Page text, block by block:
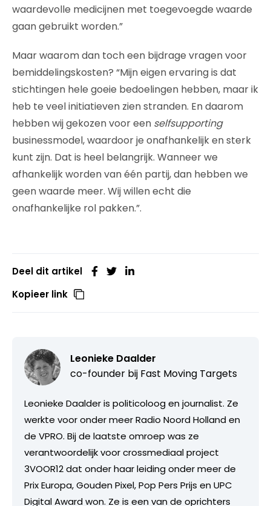
waardevolle medicijnen met toegevoegde waarde
gaan gebruikt worden.”
Maar waarom dan toch een bijdrage vragen voor
bemiddelingskosten? “Mijn eigen ervaring is dat
stichtingen hele goeie bedoelingen hebben, maar ik
heb te veel initiatieven zien stranden. En daarom
hebben wij gekozen voor een selfsupporting
businessmodel, waardoor je onafhankelijk en sterk
kunt zijn. Dat is heel belangrijk. Wanneer we
afhankelijk worden van één partij, dan hebben we
geen waarde meer. Wij willen echt die
onafhankelijke rol pakken.”.
Deel dit artikel
Kopieer link
Leonieke Daalder
co-founder bij Fast Moving Targets
Leonieke Daalder is politicoloog en journalist. Ze
werkte voor onder meer Radio Noord Holland en
de VPRO. Bij de laatste omroep was ze
verantwoordelijk voor crossmediaal project
3VOOR12 dat onder haar leiding onder meer de
Prix Europa, Gouden Pixel, Pop Pers Prijs en UPC
Digital Award won. Ze is een van de oprichters